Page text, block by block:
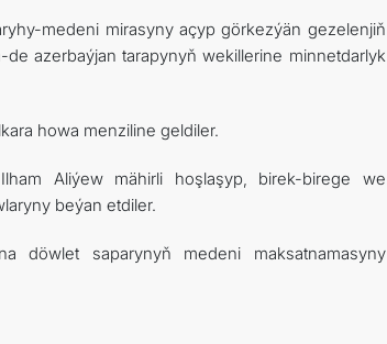
medeni mirasyny açyp görkezýän gezelenjiň
azerbaýjan tarapynyň wekillerine minnetdarlyk
howa menziline geldiler.
Aliýew mähirli hoşlaşyp, birek-birege we
beýan etdiler.
döwlet saparynyň medeni maksatnamasyny